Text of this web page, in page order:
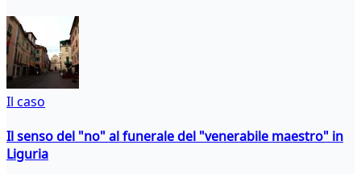
Il caso
Il senso del "no" al funerale del "venerabile maestro" in
Liguria